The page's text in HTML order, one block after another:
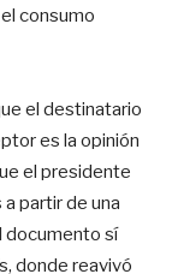
consumo
el destinatario
es la opinión
el presidente
partir de una
documento sí
donde reavivó